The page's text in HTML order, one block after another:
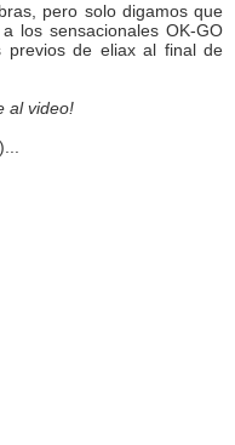
pero solo digamos que
los sensacionales OK-GO
previos de eliax al final de
al video!
)...